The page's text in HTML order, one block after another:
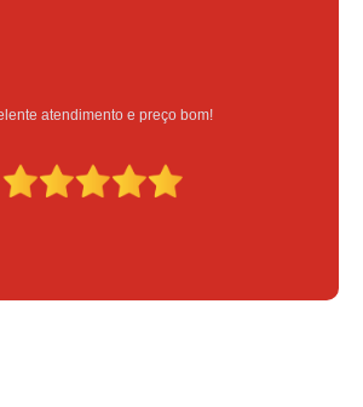
feito na hora e de qualidade